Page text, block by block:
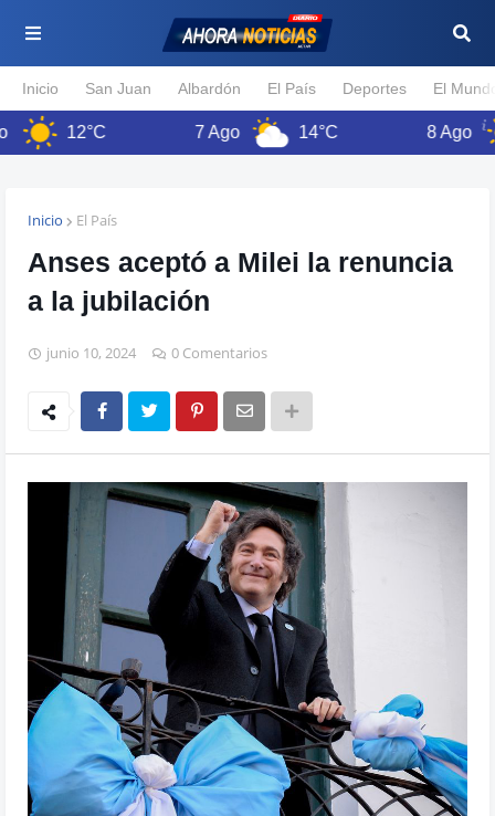
Inicio San Juan Albardón El País Deportes El
12°C 7 Ago 14°C 8 Ago
Inicio El País
Anses aceptó a Milei la renuncia
a la jubilación
junio 10, 2024 0 Comentarios